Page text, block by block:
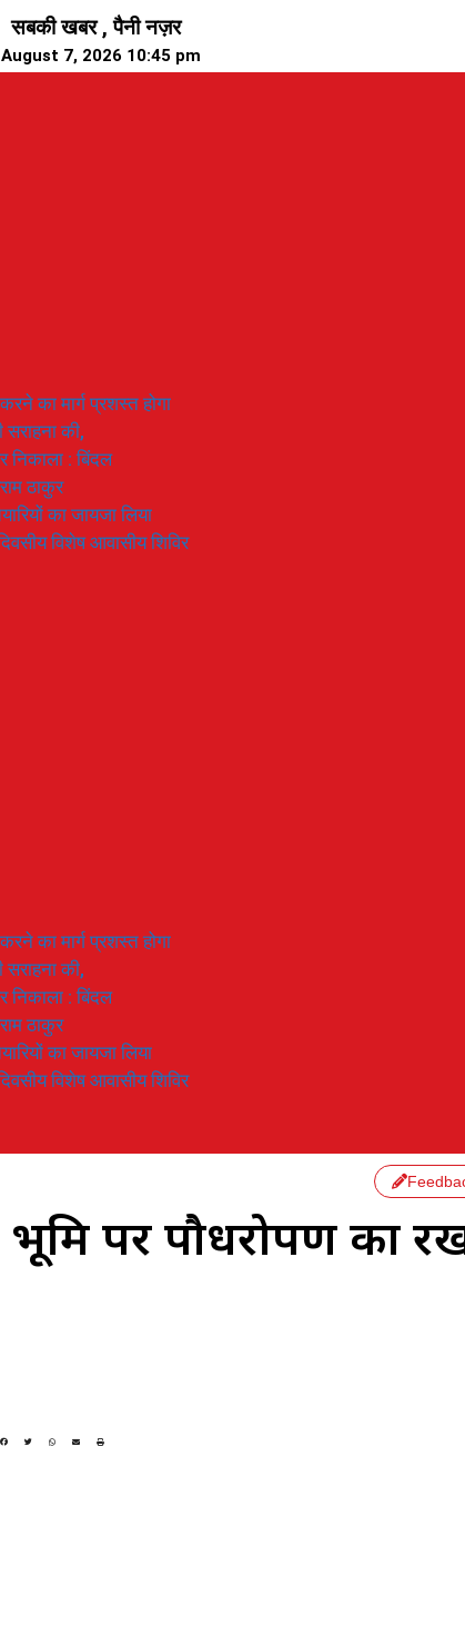
सबकी खबर , पैनी नज़र
August 7, 2026 10:45 pm
का मार्ग प्रशस्त होगा
की,
निकाला : बिंदल
ठाकुर
का जायजा लिया
विशेष आवासीय शिविर
का मार्ग प्रशस्त होगा
की,
निकाला : बिंदल
ठाकुर
का जायजा लिया
विशेष आवासीय शिविर
पर पौधरोपण का